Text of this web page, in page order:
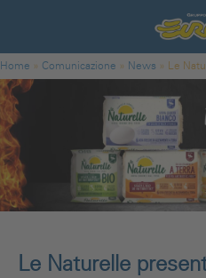
Tu sei qui
Home » Comunicazione » News » Le
Le Naturelle